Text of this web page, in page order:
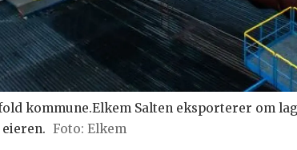
kommune.Elkem Salten eksporterer om
Elkem